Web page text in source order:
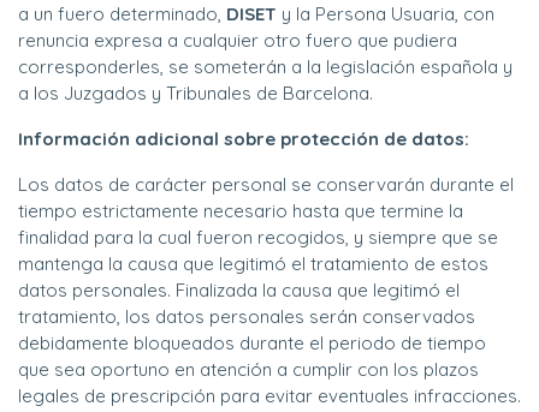
a un fuero determinado, DISET y la Persona Usuaria, con
renuncia expresa a cualquier otro fuero que pudiera
corresponderles, se someterán a la legislación española y
a los Juzgados y Tribunales de Barcelona.
Información adicional sobre protección de datos:
Los datos de carácter personal se conservarán durante el
tiempo estrictamente necesario hasta que termine la
finalidad para la cual fueron recogidos, y siempre que se
mantenga la causa que legitimó el tratamiento de estos
datos personales. Finalizada la causa que legitimó el
tratamiento, los datos personales serán conservados
debidamente bloqueados durante el periodo de tiempo
que sea oportuno en atención a cumplir con los plazos
legales de prescripción para evitar eventuales infracciones.